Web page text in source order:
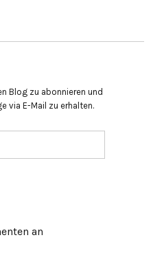
Blog zu abonnieren und
via E-Mail zu erhalten.
an